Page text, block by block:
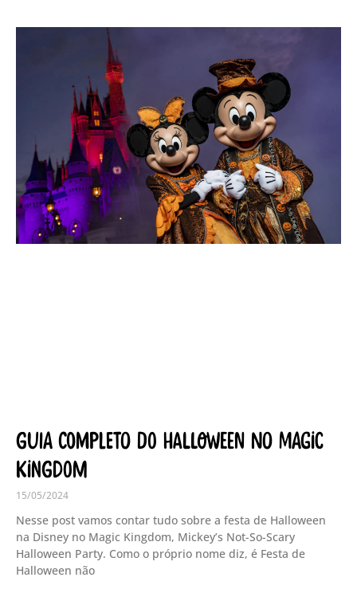
Guia completo do Halloween no Magic
Kingdom
15/05/2024
Nesse post vamos contar tudo sobre a festa de Halloween
na Disney no Magic Kingdom, Mickey’s Not-So-Scary
Halloween Party. Como o próprio nome diz, é Festa de
Halloween não